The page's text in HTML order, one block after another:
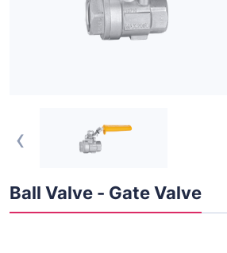
‹
Ball Valve - Gate Valve